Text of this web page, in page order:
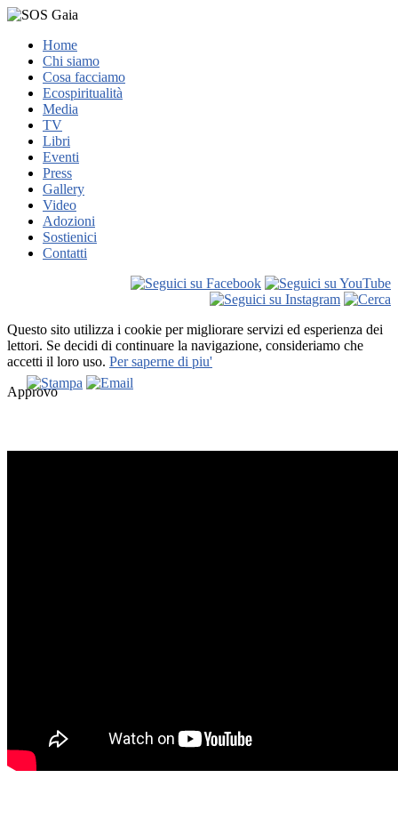
Home
Chi siamo
Cosa facciamo
Ecospiritualità
Media
TV
Libri
Eventi
Press
Gallery
Video
Adozioni
Sostienici
Contatti
Questo sito utilizza i cookie per migliorare servizi ed esperienza dei
lettori. Se decidi di continuare la navigazione, consideriamo che
accetti il loro uso. Per saperne di piu'
Approvo